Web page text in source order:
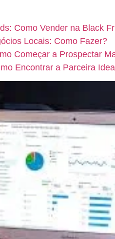
Como Vender na Black
Locais: Como Fazer?
Começar a Prospectar
Encontrar a Parceira